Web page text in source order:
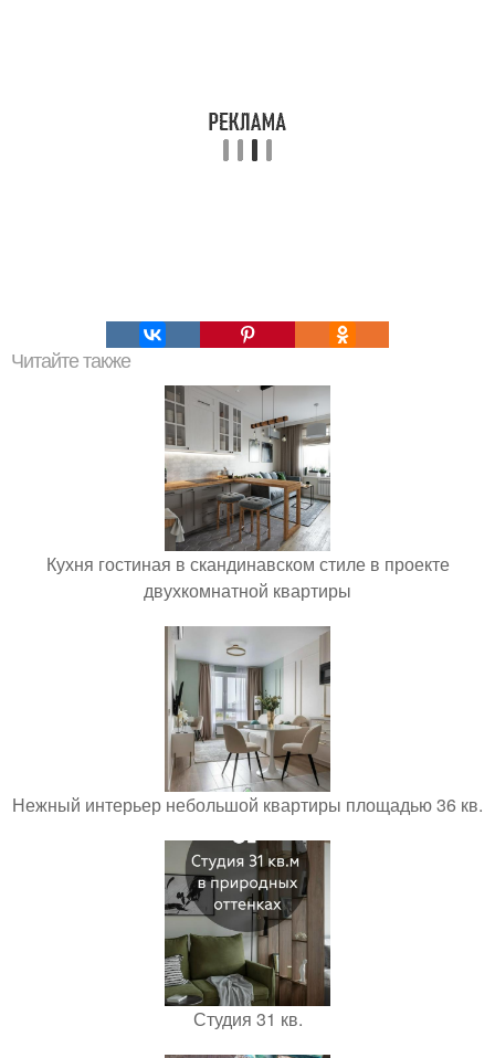
Читайте также
Кухня гостиная в скандинавском стиле в проекте
двухкомнатной квартиры
Нежный интерьер небольшой квартиры площадью 36 кв.
Студия 31 кв.